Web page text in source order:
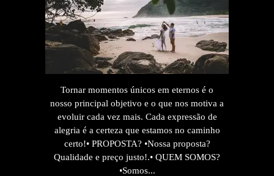
Tornar momentos únicos em eternos é o
nosso principal objetivo e o que nos motiva a
evoluir cada vez mais. Cada expressão de
alegria é a certeza que estamos no caminho
certo!• PROPOSTA? •Nossa proposta?
Qualidade e preço justo!.• QUEM SOMOS?
•Somos...